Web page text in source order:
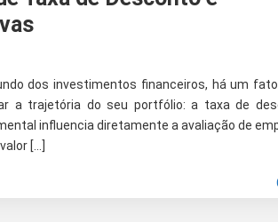
dos investimentos financeiros, há um
a trajetória do seu portfólio: a taxa de
influencia diretamente a avaliação de
[…]